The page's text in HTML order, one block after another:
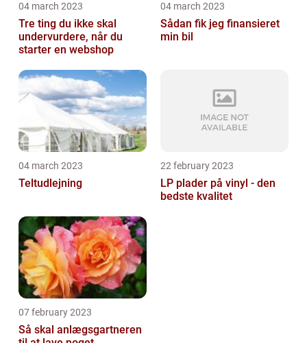
04 march 2023
Tre ting du ikke skal
undervurdere, når du
starter en webshop
04 march 2023
Sådan fik jeg finansieret
min bil
04 march 2023
Teltudlejning
22 february 2023
LP plader på vinyl - den
bedste kvalitet
07 february 2023
Så skal anlægsgartneren